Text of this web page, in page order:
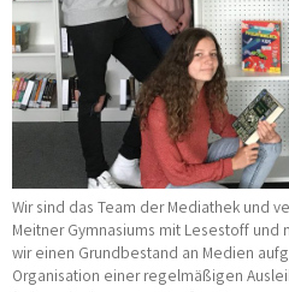
Wir sind das Team der Mediathek und
Meitner Gymnasiums mit Lesestoff und
wir einen Grundbestand an Medien
Organisation einer regelmäßigen